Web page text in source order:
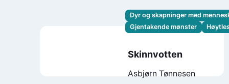
Dyr og skapninger med
Gjentakende mønster
Skinnvotten
Asbjørn Tønnesen